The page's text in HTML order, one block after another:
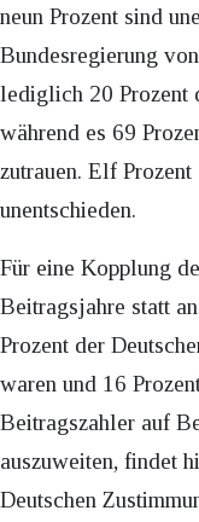
neun Prozent sind
Bundesregierung
lediglich 20 Prozent
während es 69
zutrauen. Elf
unentschieden.
Für eine Kopplung
Beitragsjahre statt
Prozent der
waren und 16
Beitragszahler auf
auszuweiten, findet
Deutschen